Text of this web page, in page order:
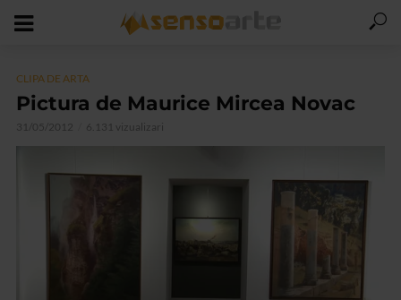
CLIPA DE ARTA
Pictura de Maurice Mircea Novac
31/05/2012 6.131 vizualizari